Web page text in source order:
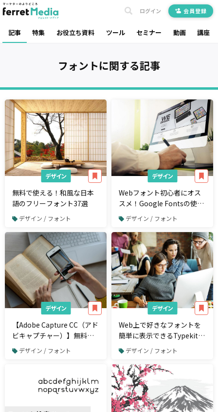
記事 特集 お役立ち資料 ツール セミナー 動画 講座
ログイン 会員登録
フォントに関する記事
デザイン
無料で使える！和風な日本
語のフリーフォント37選
デザイン / フォント
デザイン
Webフォント初心者にオス
スメ！Google Fontsの使い
方3STEP
デザイン / フォント
デザイン
【Adobe Capture CC（アド
ビキャプチャー）】無料ア
プリでフォントを調べる方
法｜カメラで撮るだけでフ
デザイン / フォント
デザイン
Web上で好きなフォントを
簡単に表示できるTypekitの
使い方
デザイン / フォント